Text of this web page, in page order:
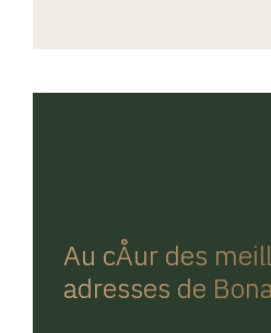
Au cÅur des
adresses de